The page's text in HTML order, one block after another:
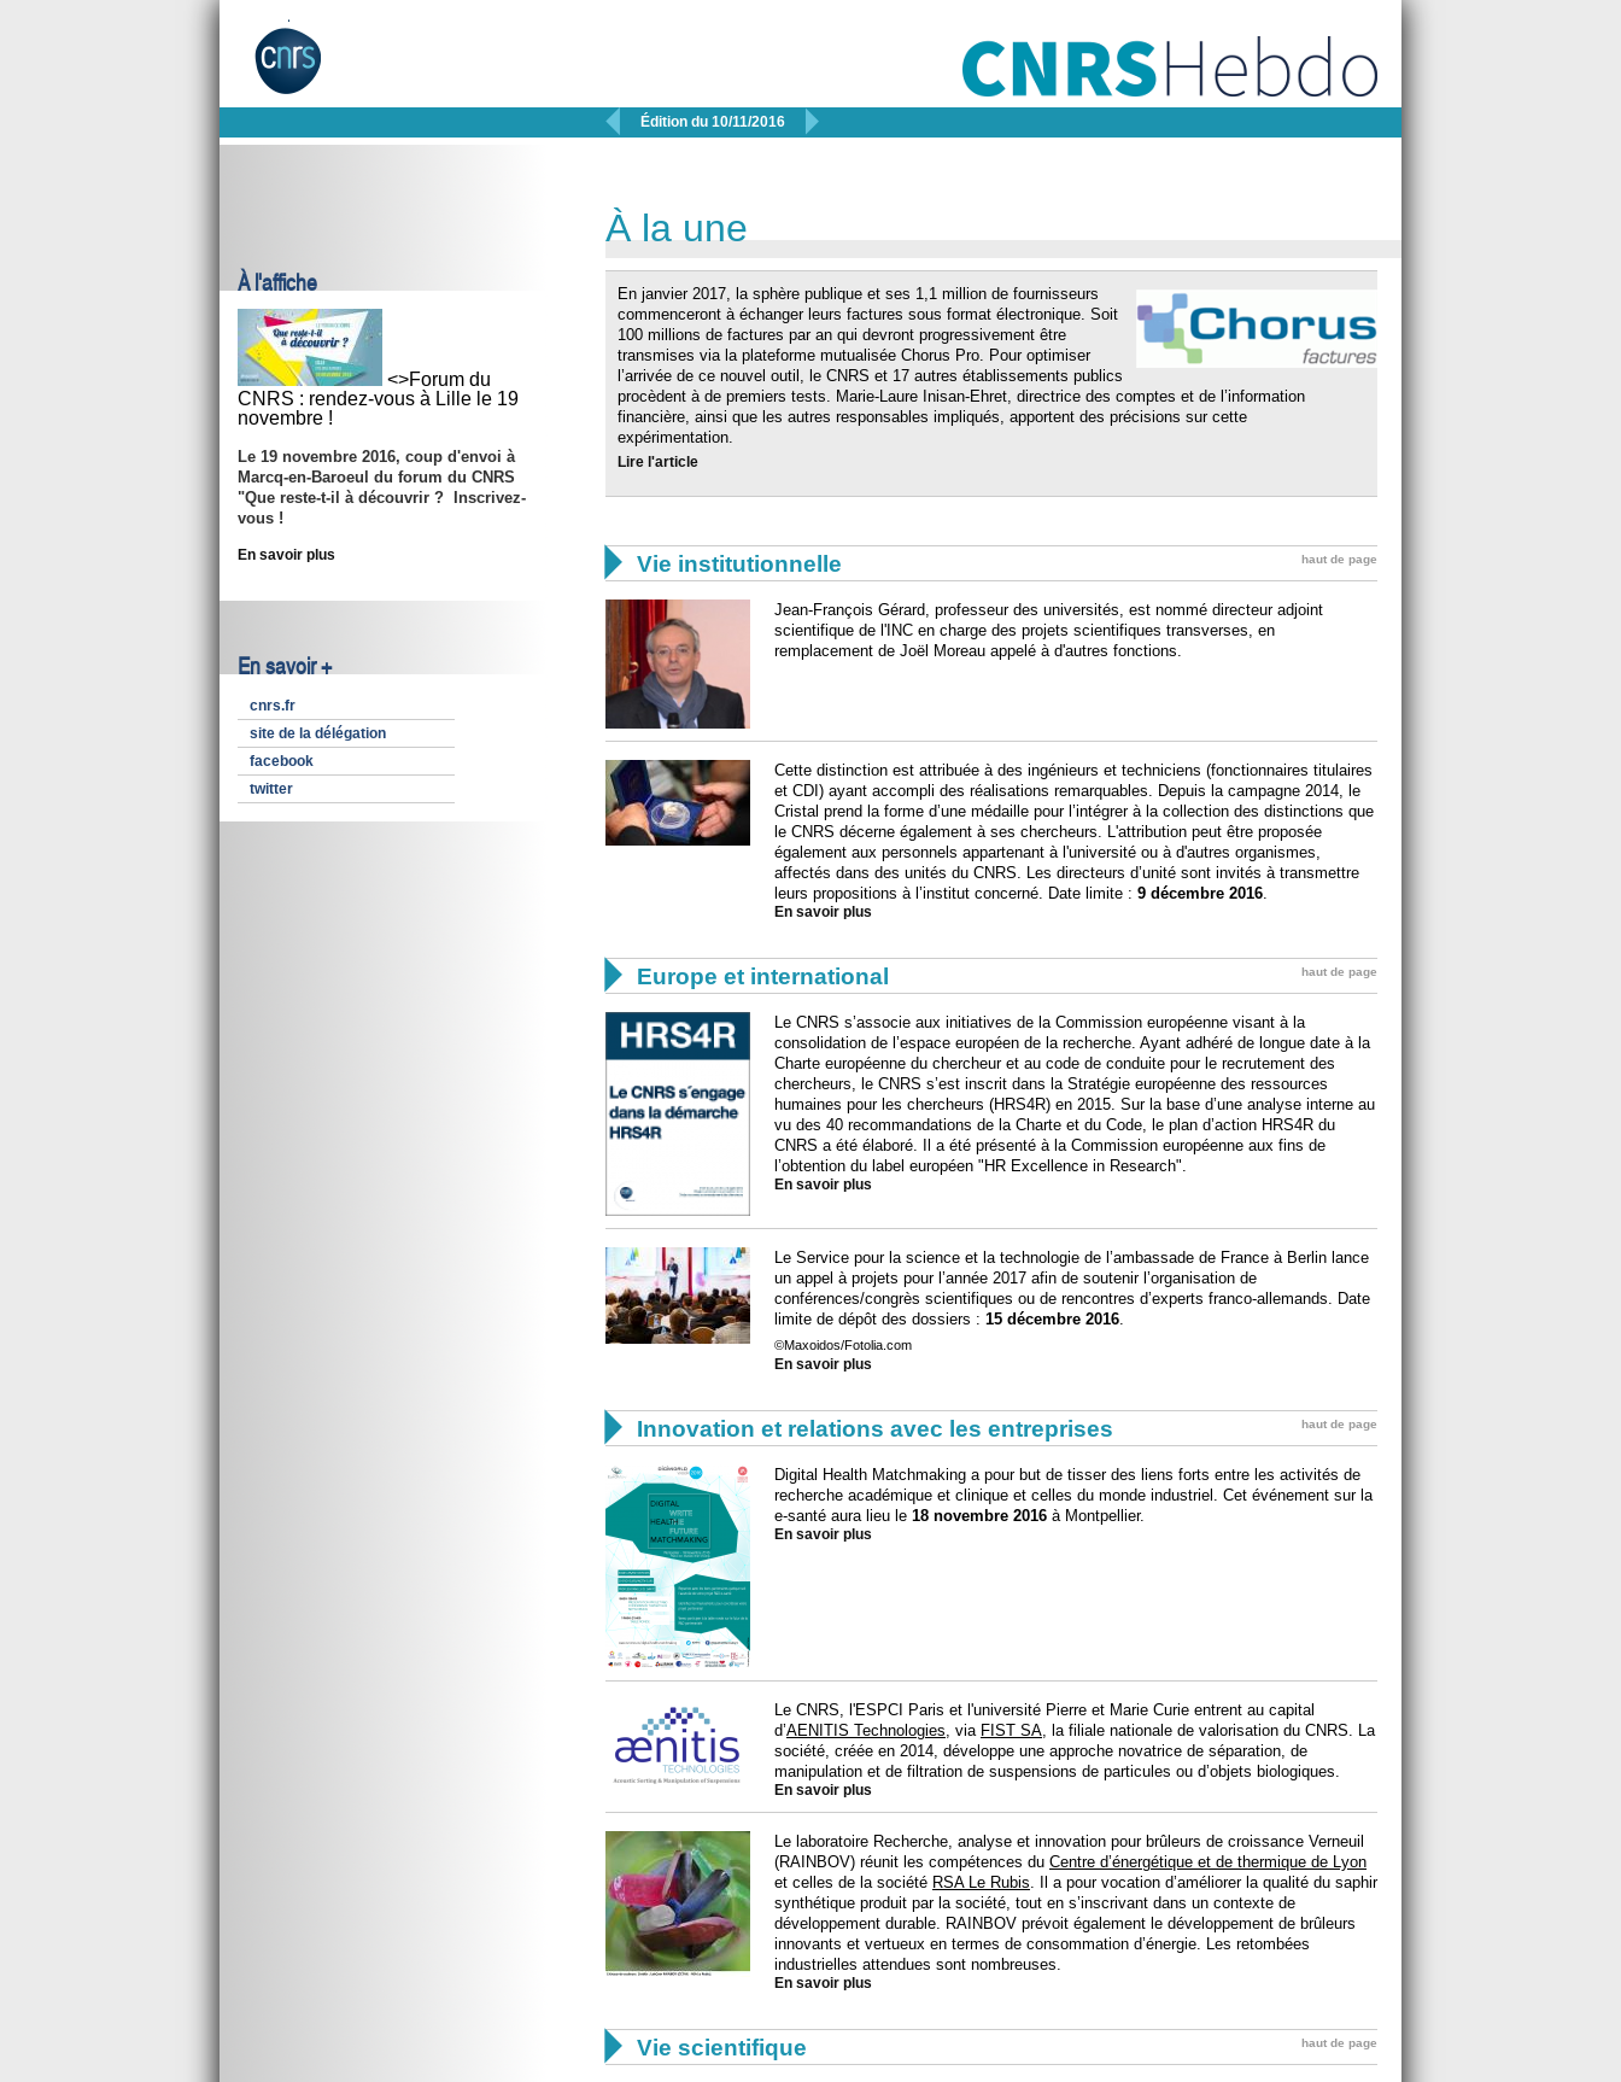
 Édition du 10/11/2016 
À l'affiche
<>Forum du
CNRS : rendez-vous à Lille le 19
novembre !
Le 19 novembre 2016, coup d'envoi à
Marcq-en-Baroeul du forum du CNRS
"Que reste-t-il à découvrir ? Inscrivez-
vous !
En savoir plus
En savoir +
cnrs.fr
site de la délégation
facebook
twitter
À la une
En janvier 2017, la sphère publique et ses 1,1 million de fournisseurs
commenceront à échanger leurs factures sous format électronique. Soit
100 millions de factures par an qui devront progressivement être
transmises via la plateforme mutualisée Chorus Pro. Pour optimiser
l’arrivée de ce nouvel outil, le CNRS et 17 autres établissements publics
procèdent à de premiers tests. Marie-Laure Inisan-Ehret, directrice des comptes et de l’information
financière, ainsi que les autres responsables impliqués, apportent des précisions sur cette
expérimentation.
Lire l'article
 Vie institutionnelle haut de page
Jean-François Gérard, professeur des universités, est nommé directeur adjoint
scientifique de l'INC en charge des projets scientifiques transverses, en
remplacement de Joël Moreau appelé à d'autres fonctions.
Cette distinction est attribuée à des ingénieurs et techniciens (fonctionnaires titulaires
et CDI) ayant accompli des réalisations remarquables. Depuis la campagne 2014, le
Cristal prend la forme d’une médaille pour l’intégrer à la collection des distinctions que
le CNRS décerne également à ses chercheurs. L'attribution peut être proposée
également aux personnels appartenant à l'université ou à d'autres organismes,
affectés dans des unités du CNRS. Les directeurs d’unité sont invités à transmettre
leurs propositions à l’institut concerné. Date limite : 9 décembre 2016.
En savoir plus
 Europe et international haut de page
Le CNRS s’associe aux initiatives de la Commission européenne visant à la
consolidation de l’espace européen de la recherche. Ayant adhéré de longue date à la
Charte européenne du chercheur et au code de conduite pour le recrutement des
chercheurs, le CNRS s’est inscrit dans la Stratégie européenne des ressources
humaines pour les chercheurs (HRS4R) en 2015. Sur la base d’une analyse interne au
vu des 40 recommandations de la Charte et du Code, le plan d’action HRS4R du
CNRS a été élaboré. Il a été présenté à la Commission européenne aux fins de
l’obtention du label européen "HR Excellence in Research".
En savoir plus
Le Service pour la science et la technologie de l’ambassade de France à Berlin lance
un appel à projets pour l’année 2017 afin de soutenir l’organisation de
conférences/congrès scientifiques ou de rencontres d’experts franco-allemands. Date
limite de dépôt des dossiers : 15 décembre 2016.
©Maxoidos/Fotolia.com
En savoir plus
 Innovation et relations avec les entreprises haut de page
Digital Health Matchmaking a pour but de tisser des liens forts entre les activités de
recherche académique et clinique et celles du monde industriel. Cet événement sur la
e-santé aura lieu le 18 novembre 2016 à Montpellier.
En savoir plus
Le CNRS, l'ESPCI Paris et l'université Pierre et Marie Curie entrent au capital
d’AENITIS Technologies , via FIST SA , la filiale nationale de valorisation du CNRS. La
société, créée en 2014, développe une approche novatrice de séparation, de
manipulation et de filtration de suspensions de particules ou d’objets biologiques.
En savoir plus
Le laboratoire Recherche, analyse et innovation pour brûleurs de croissance Verneuil
(RAINBOV) réunit les compétences du Centre d’énergétique et de thermique de Lyon
et celles de la société RSA Le Rubis . Il a pour vocation d’améliorer la qualité du saphir
synthétique produit par la société, tout en s’inscrivant dans un contexte de
développement durable. RAINBOV prévoit également le développement de brûleurs
innovants et vertueux en termes de consommation d’énergie. Les retombées
industrielles attendues sont nombreuses.
En savoir plus
 Vie scientifique haut de page